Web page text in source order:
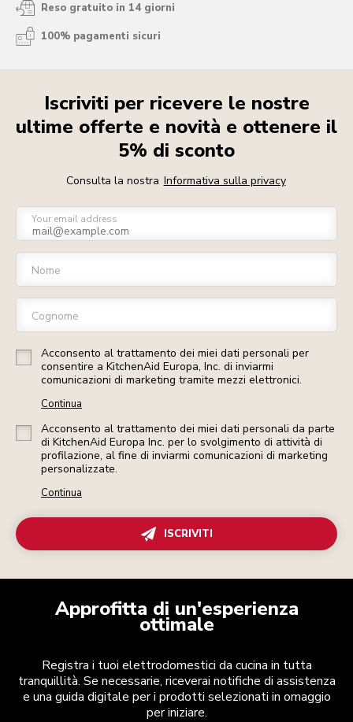
Reso gratuito in 14 giorni
100% pagamenti sicuri
Iscriviti per ricevere le nostre
ultime offerte e novità e ottenere il
5% di sconto
Consulta la nostra Informativa sulla privacy
Your email address
Nome
Cognome
Acconsento al trattamento dei miei dati personali per
consentire a KitchenAid Europa, Inc. di inviarmi
comunicazioni di marketing tramite mezzi elettronici.
Continua
Acconsento al trattamento dei miei dati personali da parte
di KitchenAid Europa Inc. per lo svolgimento di attività di
profilazione, al fine di inviarmi comunicazioni di marketing
personalizzate.
Continua
ISCRIVITI
Approfitta di un'esperienza
ottimale
Registra i tuoi elettrodomestici da cucina in tutta
tranquillità. Se necessarie, riceverai notifiche di assistenza
e una guida digitale per i prodotti selezionati in omaggio
per iniziare.